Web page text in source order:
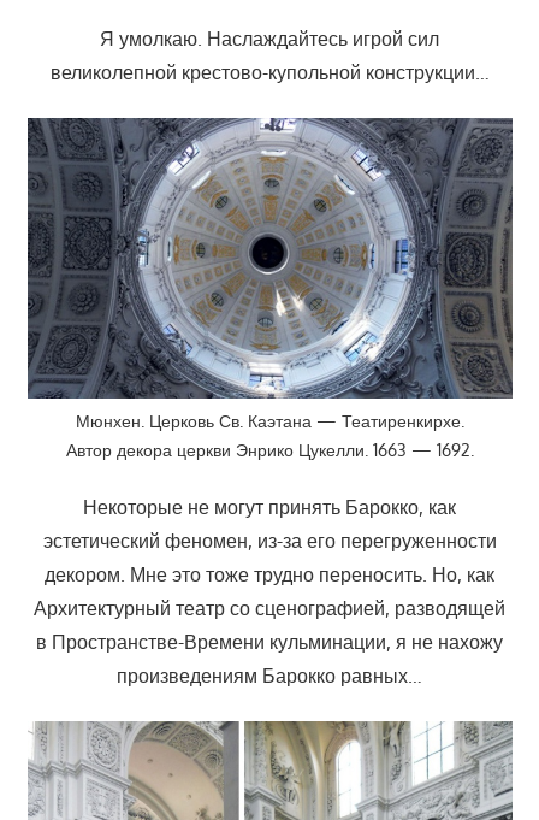
Я умолкаю. Наслаждайтесь игрой сил
великолепной крестово-купольной конструкции…
Мюнхен. Церковь Св. Каэтана — Театиренкирхе.
Автор декора церкви Энрико Цукелли. 1663 — 1692.
Некоторые не могут принять Барокко, как
эстетический феномен, из-за его перегруженности
декором. Мне это тоже трудно переносить. Но, как
Архитектурный театр со сценографией, разводящей
в Пространстве-Времени кульминации, я не нахожу
произведениям Барокко равных…